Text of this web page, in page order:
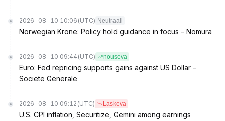
2026-08-10 10:06 (UTC) Neutraali
Norwegian Krone: Policy hold guidance in focus – Nomura
2026-08-10 09:44 (UTC) nouseva
Euro: Fed repricing supports gains against US Dollar –
Societe Generale
2026-08-10 09:12 (UTC) Laskeva
U.S. CPI inflation, Securitize, Gemini among earnings